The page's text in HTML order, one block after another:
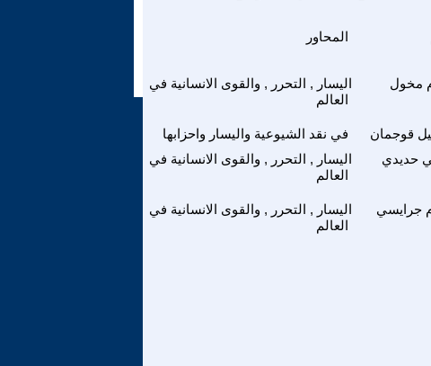
اليسار , التحرر , والقوى الانسانية في
العالم
مخول
في نقد الشيوعية واليسار واحزابها قوجمان
اليسار , التحرر , والقوى الانسانية في
العالم
حديدي
اليسار , التحرر , والقوى الانسانية في
العالم
جرايسي